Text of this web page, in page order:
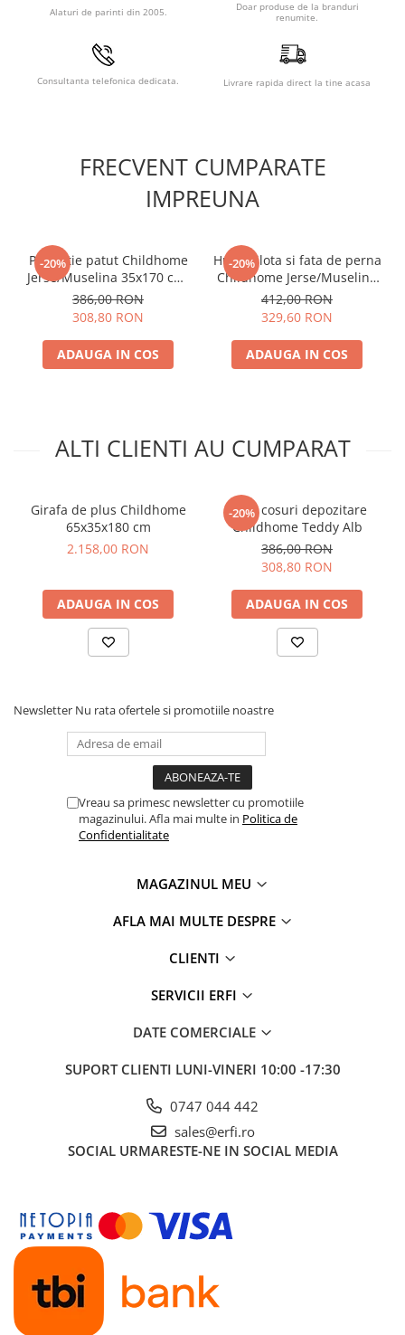
Alaturi de parinti din 2005.
Doar produse de la branduri
renumite.
Consultanta telefonica dedicata. Livrare rapida direct la tine acasa
FRECVENT CUMPARATE
IMPREUNA
-20%
Protectie patut Childhome
Jerse/Muselina 35x170 cm,
Inimioare
386,00 RON
308,80 RON
ADAUGA IN COS
-20%
Husa pilota si fata de perna
Childhome Jerse/Muselina
100x140 cm, Inimioare
412,00 RON
329,60 RON
ADAUGA IN COS
ALTI CLIENTI AU CUMPARAT
Girafa de plus Childhome
65x35x180 cm
2.158,00 RON
ADAUGA IN COS
-20%
Set 3 cosuri depozitare
Childhome Teddy Alb
386,00 RON
308,80 RON
ADAUGA IN COS
Newsletter Nu rata ofertele si promotiile noastre
Vreau sa primesc newsletter cu promotiile
magazinului. Afla mai multe in Politica de
Confidentialitate
MAGAZINUL MEU
AFLA MAI MULTE DESPRE
CLIENTI
SERVICII ERFI
DATE COMERCIALE
SUPORT CLIENTI LUNI-VINERI 10:00 -17:30
0747 044 442
sales@erfi.ro
SOCIAL URMARESTE-NE IN SOCIAL MEDIA